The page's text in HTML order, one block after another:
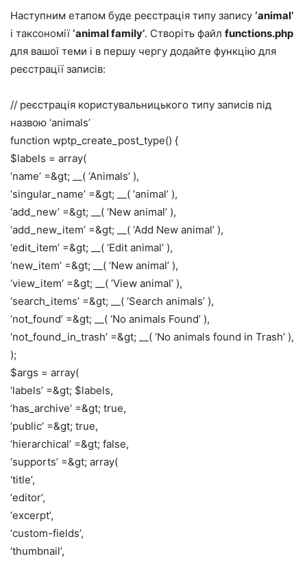
Наступним етапом буде реєстрація типу запису ‘animal’
і таксономії ‘animal family’. Створіть файл functions.php
для вашої теми і в першу чергу додайте функцію для
реєстрації записів:
// реєстрація користувальницького типу записів під
назвою ‘animals’
function wptp_create_post_type() {
$labels = array(
‘name’ =&gt; __( ‘Animals’ ),
‘singular_name’ =&gt; __( ‘animal’ ),
‘add_new’ =&gt; __( ‘New animal’ ),
‘add_new_item’ =&gt; __( ‘Add New animal’ ),
‘edit_item’ =&gt; __( ‘Edit animal’ ),
‘new_item’ =&gt; __( ‘New animal’ ),
‘view_item’ =&gt; __( ‘View animal’ ),
‘search_items’ =&gt; __( ‘Search animals’ ),
‘not_found’ =&gt; __( ‘No animals Found’ ),
‘not_found_in_trash’ =&gt; __( ‘No animals found in Trash’ ),
);
$args = array(
‘labels’ =&gt; $labels,
‘has_archive’ =&gt; true,
‘public’ =&gt; true,
‘hierarchical’ =&gt; false,
‘supports’ =&gt; array(
‘title’,
‘editor’,
‘excerpt’,
‘custom-fields’,
‘thumbnail’,